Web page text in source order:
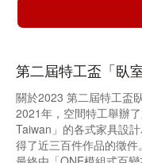
第二屆特工盃「臥
關於2023 第二屆特工盃
2021年，空間特工舉辦
Taiwan」的各式家具設
得了近三百件作品的徵件。